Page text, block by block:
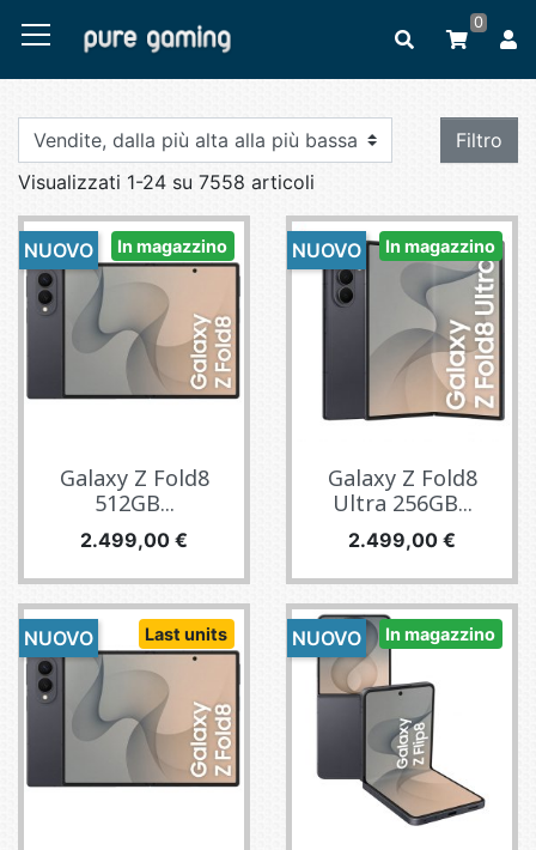
0
Filtro
Visualizzati 1-24 su 7558 articoli
In magazzino
Galaxy Z Fold8
512GB...
Prezzo
2.499,00 €
NUOVO In magazzino
Galaxy Z Fold8
Ultra 256GB...
Prezzo
2.499,00 €
NUOVO
Last units
NUOVO In magazzino
NUOVO